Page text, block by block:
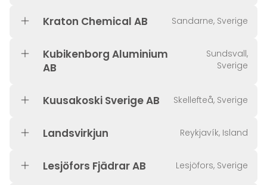
Kraton Chemical AB Sandarne, Sverige
Kubikenborg Aluminium
AB
Sundsvall,
Sverige
Kuusakoski Sverige AB Skellefteå, Sverige
Landsvirkjun Reykjavík, Island
Lesjöfors Fjädrar AB Lesjöfors, Sverige